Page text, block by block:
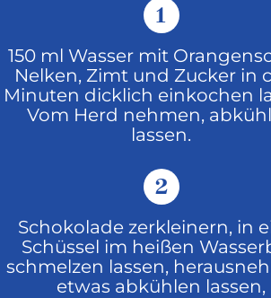
1
150 ml Wasser mit
Nelken, Zimt und Zucker in
Minuten dicklich einkochen
Vom Herd nehmen,
lassen.
2
Schokolade zerkleinern, in
Schüssel im heißen
schmelzen lassen,
etwas abkühlen lassen,